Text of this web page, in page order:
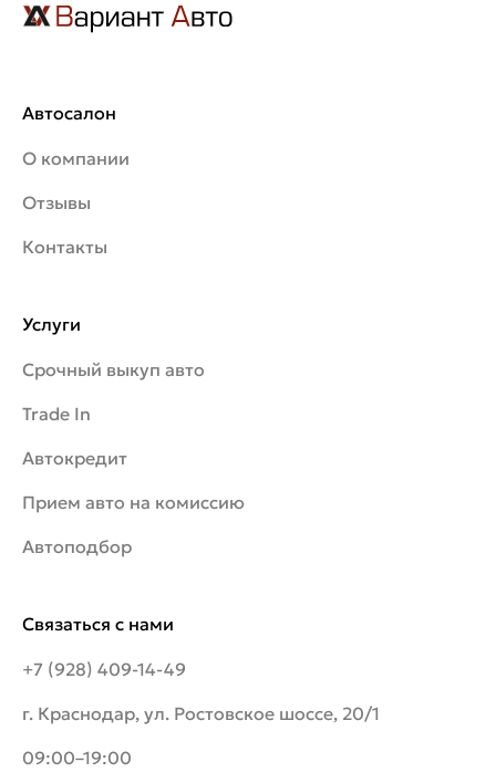
Автосалон
О компании
Отзывы
Контакты
Связаться с нами
+7 (928) 409-14-49
г. Краснодар, ул. Ростовское шоссе, 20/1
09:00–19:00
Услуги
Срочный выкуп авто
Trade In
Автокредит
Прием авто на комиссию
Автоподбор